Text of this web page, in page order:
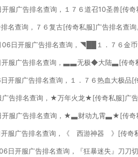
服广告排名查询，１７６道召10圣兽[传奇
名查询，７６复古[传奇私服]广告排名查询
日开服广告排名查询，◥██１．７６金币
广告排名查询，▃▃无极◆大陆▃[传奇私
开服广告排名查询，１．７６热血大极品[
告排名查询，★万年火龙★[传奇私服]广告
广告排名查询，★▃财动九霄▃★[传奇私
广告排名查询，《 西游神器 》[传奇私
日开服广告排名查询，『狂暴迷失』刀刀